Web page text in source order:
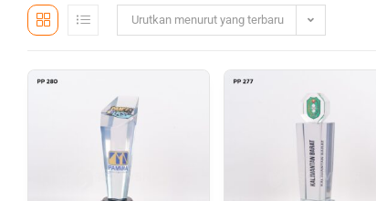
Urutkan menurut yang terbaru